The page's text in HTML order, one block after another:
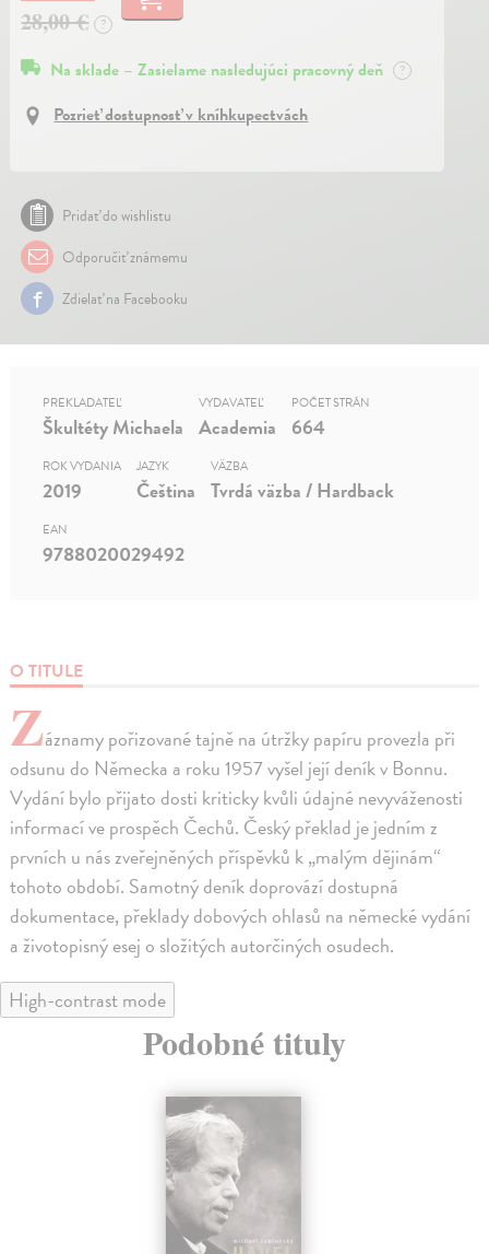
28,00 €
?
Na sklade – Zasielame nasledujúci pracovný deň ?
Pozrieť dostupnosť v kníhkupectvách
Pridať do wishlistu
Odporučiť známemu
Zdielať na Facebooku
O TITULE
Záznamy pořizované tajně na útržky papíru provezla při
odsunu do Německa a roku 1957 vyšel její deník v Bonnu.
Vydání bylo přijato dosti kriticky kvůli údajné nevyváženosti
informací ve prospěch Čechů. Český překlad je jedním z
prvních u nás zveřejněných příspěvků k „malým dějinám“
tohoto období. Samotný deník doprovází dostupná
dokumentace, překlady dobových ohlasů na německé vydání
a životopisný esej o složitých autorčiných osudech.
PREKLADATEĽ
Škultéty Michaela
VYDAVATEĽ
Academia
POČET STRÁN
664
ROK VYDANIA
2019
JAZYK
Čeština
VÄZBA
Tvrdá väzba / Hardback
EAN
9788020029492
High-contrast mode
Podobné tituly